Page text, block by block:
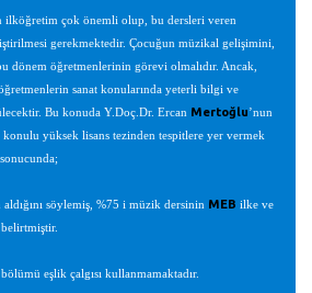
ilköğretim çok önemli olup, bu dersleri veren
gerekmektedir. Çocuğun müzikal gelişimini,
dönem öğretmenlerinin görevi olmalıdır. Ancak,
sanat konularında yeterli bilgi ve
Bu konuda Y.Doç.Dr. Ercan Mertoğlu’nun
yüksek lisans tezinden tespitlere yer vermek
söylemiş, %75 i müzik dersinin MEB ilke ve
eşlik çalgısı kullanmamaktadır.